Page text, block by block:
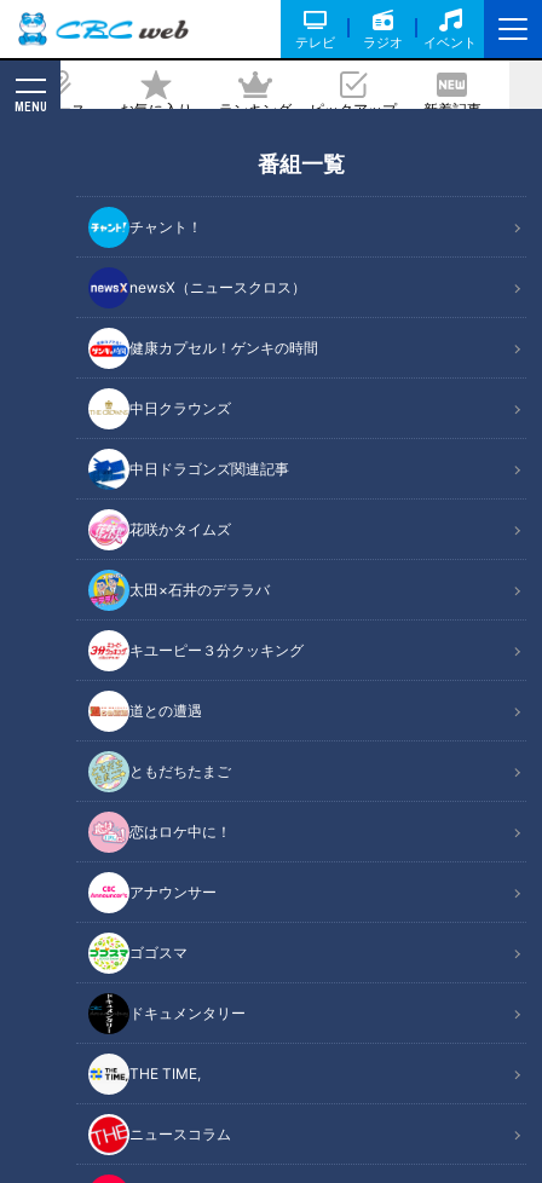
テレビ ラジオ イベント
ニュース お気に入り ランキング ピックアップ 新着記事
MENU
番組一覧
チャント！
newsX（ニュースクロス）
健康カプセル！ゲンキの時間
中日クラウンズ
中日ドラゴンズ関連記事
花咲かタイムズ
太田×石井のデララバ
キユーピー３分クッキング
道との遭遇
ともだちたまご
恋はロケ中に！
アナウンサー
ゴゴスマ
ドキュメンタリー
THE TIME,
ニュースコラム
遺構として残された」崩壊した2代目の
橋も
2023/05/28 09:30
道との遭遇
「道との遭遇」記事
全国の道に特化したバラエティ番組『道との遭遇』では、道マ
ニアがイチオシの道をご紹介。今回は、岩手県にある“世代交
代の道”を巡りました。（この記事では道情報だけをまとめて
ご紹介します）
完成から4年で撤去！？錦秋湖に架かる「仮橋」
一度に3世代の橋が見られる！「祭畤大橋」
オススメ関連コンテンツ
完成から4年で撤去！？錦秋湖に架かる「仮橋」